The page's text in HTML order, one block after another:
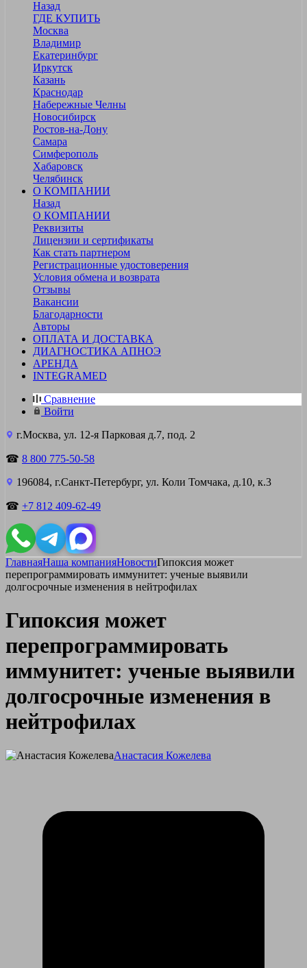
Назад
ГДЕ КУПИТЬ
Москва
Владимир
Екатеринбург
Иркутск
Казань
Краснодар
Набережные Челны
Новосибирск
Ростов-на-Дону
Самара
Симферополь
Хабаровск
Челябинск
О КОМПАНИИ
Назад
О КОМПАНИИ
Реквизиты
Лицензии и сертификаты
Как стать партнером
Регистрационные удостоверения
Условия обмена и возврата
Отзывы
Вакансии
Благодарности
Авторы
ОПЛАТА И ДОСТАВКА
ДИАГНОСТИКА АПНОЭ
АРЕНДА
INTEGRAMED
Сравнение
Войти
г.Москва, ул. 12-я Парковая д.7, под. 2
☎ 8 800 775-50-58
196084, г.Санкт-Петербург, ул. Коли Томчака, д.10, к.3
☎ +7 812 409-62-49
ГлавнаяНаша компанияНовостиГипоксия может
перепрограммировать иммунитет: ученые выявили
долгосрочные изменения в нейтрофилах
Гипоксия может
перепрограммировать
иммунитет: ученые выявили
долгосрочные изменения в
нейтрофилах
Анастасия Кожелева